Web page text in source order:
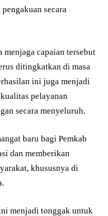
secara
capaian tersebut
ditingkatkan di masa
ini juga menjadi
pelayanan
secara menyeluruh.
baru bagi Pemkab
dan memberikan
khususnya di
menjadi tonggak untuk